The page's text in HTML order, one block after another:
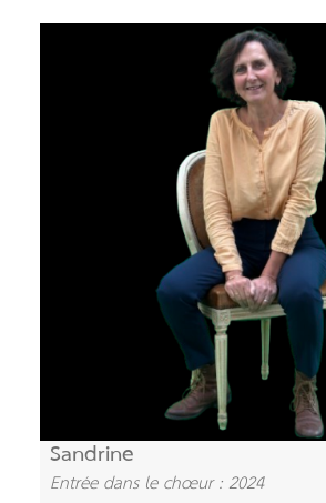
Sandrine
Entrée dans le chœur : 2024